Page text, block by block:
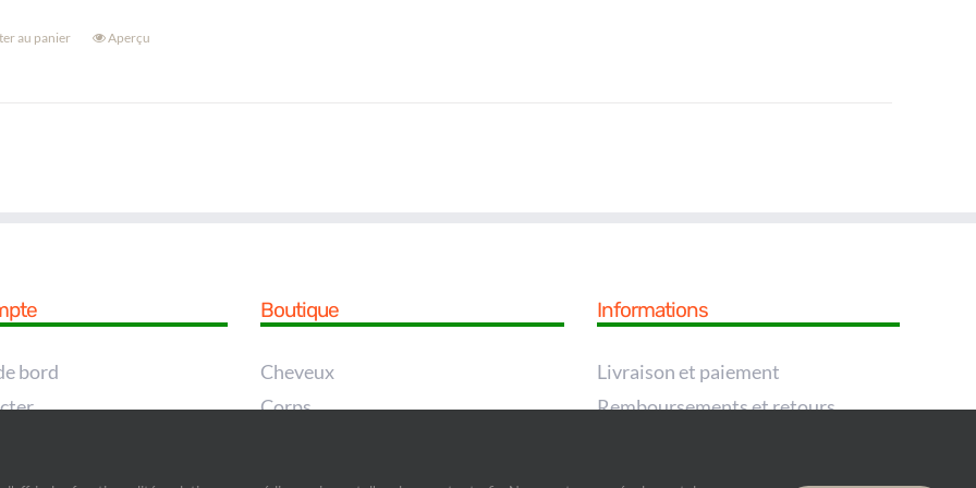
au panier Aperçu
bord
Boutique
Cheveux
Corps
Informations
Livraison et paiement
Remboursements et retours